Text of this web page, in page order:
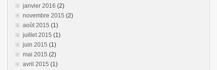
janvier 2016 (2)
novembre 2015 (2)
août 2015 (1)
juillet 2015 (1)
juin 2015 (1)
mai 2015 (2)
avril 2015 (1)